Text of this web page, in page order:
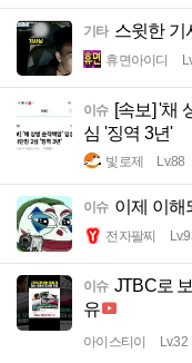
기타 스윗한 기
휴면아이디
이슈 [속보] '채
심 '징역 3년'
빛로제 Lv.88
이슈 이제 이해
전자팔찌
이슈 JTBC로
유
아이스티이 Lv.32